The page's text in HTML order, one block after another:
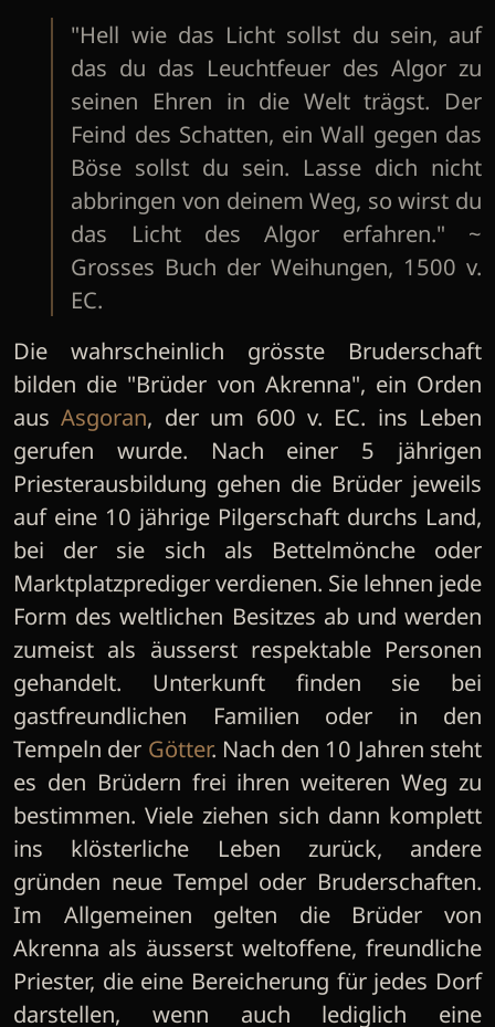
"Hell wie das Licht sollst du sein, auf
das du das Leuchtfeuer des Algor zu
seinen Ehren in die Welt trägst. Der
Feind des Schatten, ein Wall gegen das
Böse sollst du sein. Lasse dich nicht
abbringen von deinem Weg, so wirst du
das Licht des Algor erfahren." ~
Grosses Buch der Weihungen, 1500 v.
EC.
Die wahrscheinlich grösste Bruderschaft
bilden die "Brüder von Akrenna", ein Orden
ausAsgoran, der um 600 v. EC. ins Leben
gerufen wurde. Nach einer 5 jährigen
Priesterausbildung gehen die Brüder jeweils
auf eine 10 jährige Pilgerschaft durchs Land,
bei der sie sich als Bettelmönche oder
Marktplatzprediger verdienen. Sie lehnen jede
Form des weltlichen Besitzes ab und werden
zumeist als äusserst respektable Personen
gehandelt. Unterkunft finden sie bei
gastfreundlichen Familien oder in den
Tempeln der Götter. Nach den 10 Jahren steht
es den Brüdern frei ihren weiteren Weg zu
bestimmen. Viele ziehen sich dann komplett
ins klösterliche Leben zurück, andere
gründen neue Tempel oder Bruderschaften.
Im Allgemeinen gelten die Brüder von
Akrenna als äusserst weltoffene, freundliche
Priester, die eine Bereicherung für jedes Dorf
darstellen, wenn auch lediglich eine